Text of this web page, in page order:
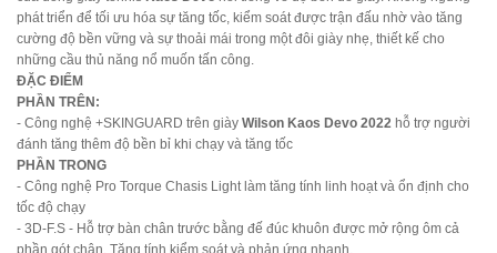
phát triển để tối ưu hóa sự tăng tốc, kiểm soát được trận đấu nhờ vào tăng
cường độ bền vững và sự thoải mái trong một đôi giày nhẹ, thiết kế cho
những cầu thủ năng nổ muốn tấn công.
ĐẶC ĐIỂM
PHẦN TRÊN:
- Công nghệ +SKINGUARD trên giày Wilson Kaos Devo 2022 hỗ trợ người
đánh tăng thêm độ bền bỉ khi chạy và tăng tốc
PHẦN TRONG
- Công nghệ Pro Torque Chasis Light làm tăng tính linh hoạt và ổn định cho
tốc độ chạy
- 3D-F.S - Hỗ trợ bàn chân trước bằng đế đúc khuôn được mở rộng ôm cả